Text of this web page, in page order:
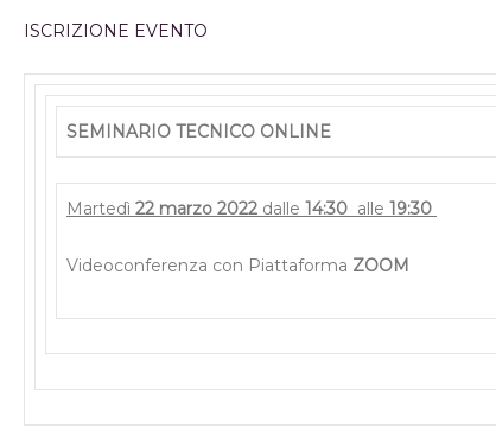
ISCRIZIONE EVENTO
SEMINARIO TECNICO ONLINE
Martedì 22 marzo 2022 dalle 14:30 alle 19:30
Videoconferenza con Piattaforma ZOOM